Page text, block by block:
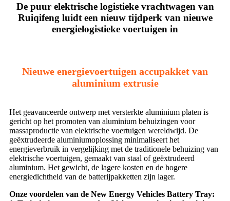
De puur elektrische logistieke vrachtwagen van
Ruiqifeng luidt een nieuw tijdperk van nieuwe
energielogistieke voertuigen in
Nieuwe energievoertuigen accupakket van
aluminium extrusie
Het geavanceerde ontwerp met versterkte aluminium platen is
gericht op het promoten van aluminium behuizingen voor
massaproductie van elektrische voertuigen wereldwijd. De
geëxtrudeerde aluminiumoplossing minimaliseert het
energieverbruik in vergelijking met de traditionele behuizing van
elektrische voertuigen, gemaakt van staal of geëxtrudeerd
aluminium. Het gewicht, de lagere kosten en de hogere
energiedichtheid van de batterijpakketten zijn lager.
Onze voordelen van de New Energy Vehicles Battery Tray: